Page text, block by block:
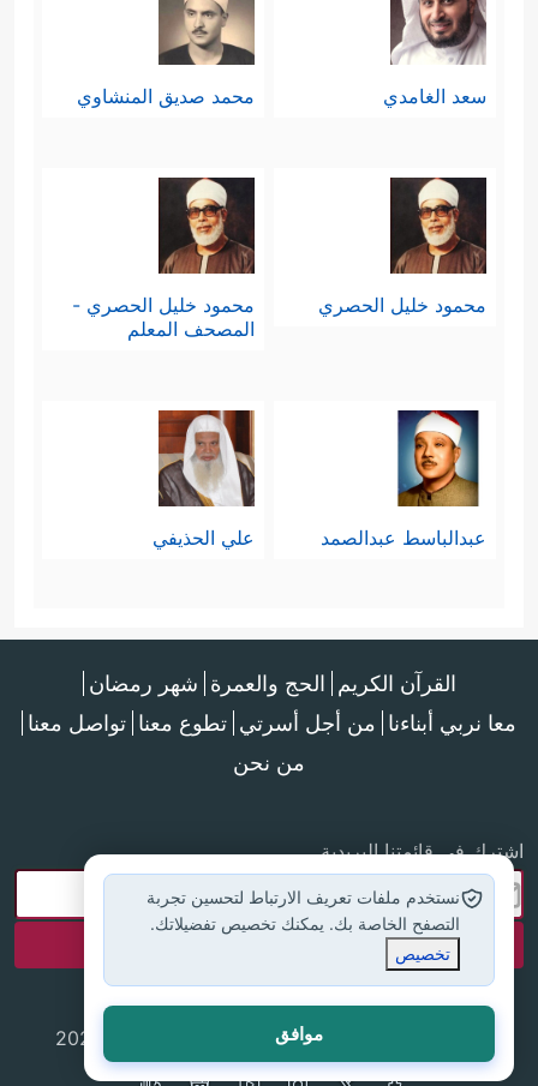
سعد الغامدي محمد صديق المنشاوي
محمود خليل الحصري
محمود خليل الحصري -
المصحف المعلم
عبدالباسط عبدالصمد علي الحذيفي
القرآن الكريم الحج والعمرة شهر رمضان
معا نربي أبناءنا من أجل أسرتي تطوع معنا تواصل معنا
من نحن
اشترك في قائمتنا البريدية
جميع الحقوق محفوظة لموقع إسلام أون لاين © 2025
نستخدم ملفات تعريف الارتباط لتحسين تجربة
التصفح الخاصة بك. يمكنك تخصيص تفضيلاتك.
تخصيص
موافق